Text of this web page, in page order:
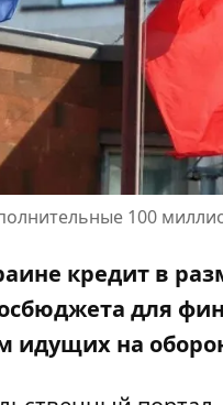
100
кредит в
для
идущих на